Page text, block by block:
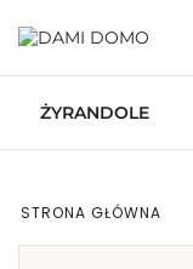
ŻYRANDOLE
STRONA GŁÓWNA